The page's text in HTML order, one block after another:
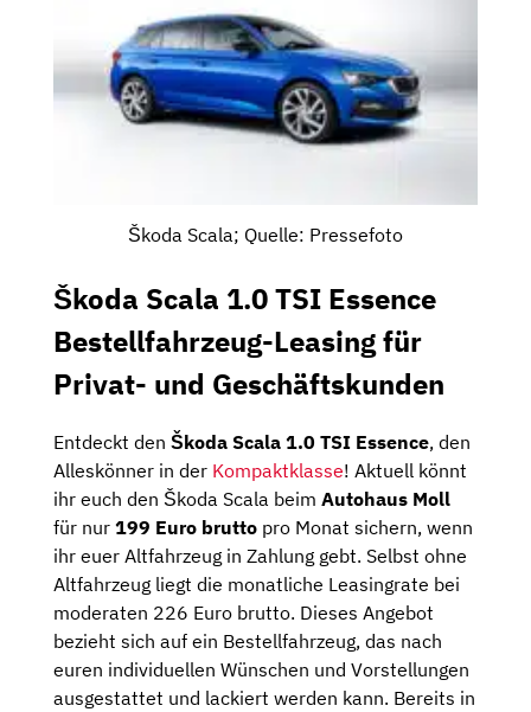
Škoda Scala; Quelle: Pressefoto
Škoda Scala 1.0 TSI Essence
Bestellfahrzeug-Leasing für
Privat- und Geschäftskunden
Entdeckt den Škoda Scala 1.0 TSI Essence, den
Alleskönner in der Kompaktklasse! Aktuell könnt
ihr euch den Škoda Scala beim Autohaus Moll
für nur 199 Euro brutto pro Monat sichern, wenn
ihr euer Altfahrzeug in Zahlung gebt. Selbst ohne
Altfahrzeug liegt die monatliche Leasingrate bei
moderaten 226 Euro brutto. Dieses Angebot
bezieht sich auf ein Bestellfahrzeug, das nach
euren individuellen Wünschen und Vorstellungen
ausgestattet und lackiert werden kann. Bereits in